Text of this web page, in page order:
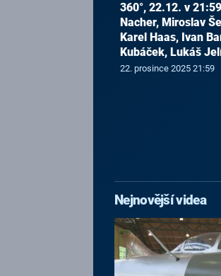
360°, 22.12. v
Nacher, Miroslav
Karel Haas, Ivan
Kubáček, Lukáš
22. prosince 2025 21:59
Nejnovější videa